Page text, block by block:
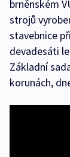
brněnském
strojů
stavebnice
devadesáti
Základní
korunách,